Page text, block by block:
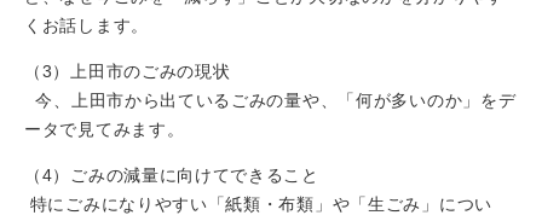
くお話します。
（3）上田市のごみの現状
今、上田市から出ているごみの量や、「何が多いのか」をデ
ータで見てみます。
（4）ごみの減量に向けてできること
特にごみになりやすい「紙類・布類」や「生ごみ」につい